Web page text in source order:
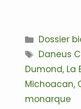
Dossier
Daneus
Dumond, La
Michoacan,
monarque